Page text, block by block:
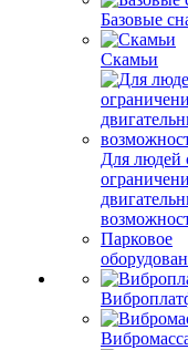
Базовые
Скамьи
Для людей
Парковое